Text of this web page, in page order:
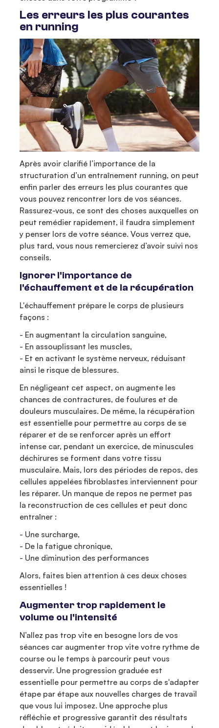
Les erreurs les plus courantes
en running
Après avoir clarifié l’importance de la
structuration d’un entraînement running, on peut
enfin parler des erreurs les plus courantes que
vous pouvez rencontrer lors de vos séances.
Rassurez-vous, ce sont des choses auxquelles on
peut remédier rapidement, il faudra simplement
y penser lors de votre séance. Vous verrez que,
plus tard, vous nous remercierez d’avoir suivi nos
conseils.
Ignorer l'importance de
l'échauffement et de la récupération
L'échauffement prépare le corps de plusieurs
façons :
- En augmentant la circulation sanguine,
- En assouplissant les muscles,
- Et en activant le système nerveux, réduisant
ainsi le risque de blessures.
En négligeant cet aspect, on augmente les
chances de contractures, de foulures et de
douleurs musculaires. De même, la récupération
est essentielle pour permettre au corps de se
réparer et de se renforcer après un effort
intense car, pendant un exercice, de minuscules
déchirures se forment dans votre tissu
musculaire. Mais, lors des périodes de repos, des
cellules appelées fibroblastes interviennent pour
les réparer. Un manque de repos ne permet pas
la reconstruction de ces cellules et peut donc
entraîner :
- Une surcharge,
- De la fatigue chronique,
- Une diminution des performances
Alors, faites bien attention à ces deux choses
essentielles !
Augmenter trop rapidement le
volume ou l'intensité
N’allez pas trop vite en besogne lors de vos
séances car augmenter trop vite votre rythme de
course ou le temps à parcourir peut vous
desservir. Une progression graduée est
essentielle pour permettre au corps de s'adapter
étape par étape aux nouvelles charges de travail
que vous lui imposez. Une approche plus
réfléchie et progressive garantit des résultats